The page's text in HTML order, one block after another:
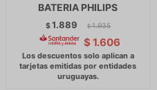
BATERIA PHILIPS
$1.889 $ 1.935
$ 1.606